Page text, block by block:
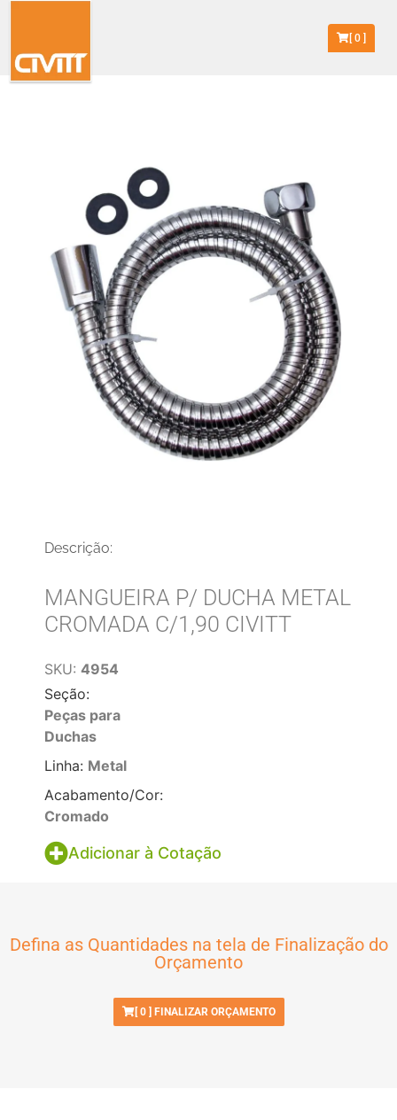
[0]
Descrição:
MANGUEIRA P/ DUCHA METAL
CROMADA C/1,90 CIVITT
SKU: 4954
Seção:
Peças para
Duchas
Linha: Metal
Acabamento/Cor:
Cromado
Adicionar à Cotação
Defina as Quantidades na tela de Finalização do
Orçamento
[ 0] FINALIZAR ORÇAMENTO